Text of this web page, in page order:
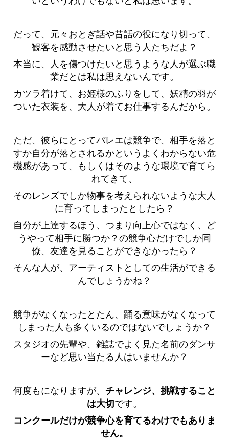
だって、元々おとぎ話や昔話の役になり切って、
観客を感動させたいと思う人たちだよ？
本当に、人を傷つけたいと思うような人が選ぶ職
業だとは私は思えないんです。
カツラ着けて、お姫様のふりをして、妖精の羽が
ついた衣装を、大人が着てお仕事するんだから。
ただ、彼らにとってバレエは競争で、相手を落と
すか自分が落とされるかというよくわからない危
機感があって、もしくはそのような環境で育てら
れてきて、
そのレンズでしか物事を考えられないような大人
に育ってしまったとしたら？
自分が上達するほう、つまり向上心ではなく、ど
うやって相手に勝つか？の競争心だけでしか同
僚、友達を見ることができなかったら？
そんな人が、アーティストとしての生活ができる
んでしょうかね？
競争がなくなったとたん、踊る意味がなくなって
しまった人も多くいるのではないでしょうか？
スタジオの先輩や、雑誌でよく見た名前のダンサ
ーなど思い当たる人はいませんか？
何度もになりますが、 チャレンジ、挑戦すること
は大切です。
コンクールだけが競争心を育てるわけでもありま
せん。